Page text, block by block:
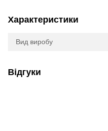
Характеристики
Вид виробу
Відгуки